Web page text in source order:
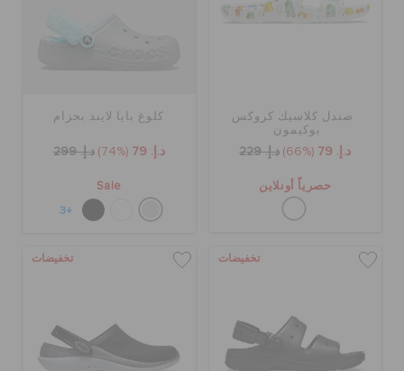
صندل كلاسيك كروكس
بوكيمون
د.إ. 79 (66%) د.إ. 229
حصرياً أونلاين
كلوغ بايا لايند بحزام
د.إ. 79 (74%) د.إ. 299
Sale
+3
تخفيضات تخفيضات